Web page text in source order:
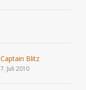
Captain Blitz
7. Juli 2010